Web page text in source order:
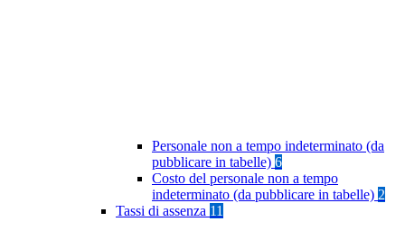
Personale non a tempo indeterminato (da
pubblicare in tabelle) 6
Costo del personale non a tempo
indeterminato (da pubblicare in tabelle) 2
Tassi di assenza 11